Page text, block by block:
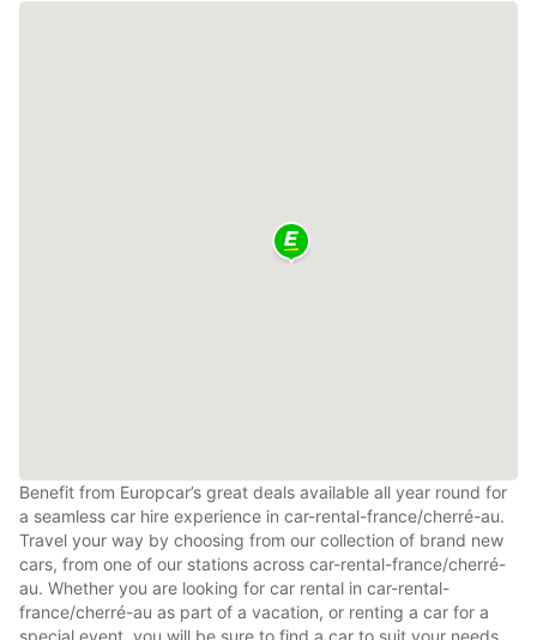
Benefit from Europcar’s great deals available all year round for
a seamless car hire experience in car-rental-france/cherré-au.
Travel your way by choosing from our collection of brand new
cars, from one of our stations across car-rental-france/cherré-
au. Whether you are looking for car rental in car-rental-
france/cherré-au as part of a vacation, or renting a car for a
special event, you will be sure to find a car to suit your needs